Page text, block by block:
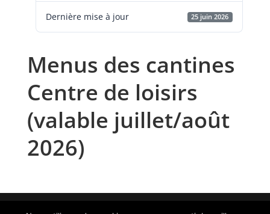
Dernière mise à jour 25 juin 2026
Menus des cantines
Centre de loisirs
(valable juillet/août
2026)